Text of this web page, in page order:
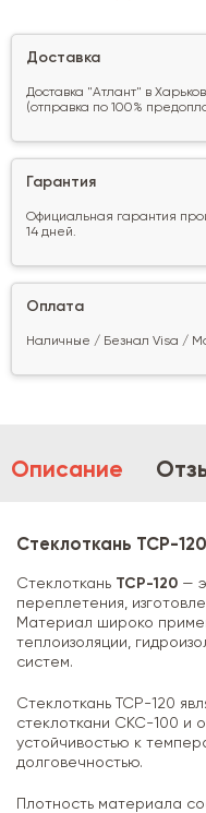
Доставка
Доставка "Атлант" в
(отправка по 100%
Гарантия
Официальная гарантия
14 дней.
Оплата
Наличные / Безнал Visa /
Описание
Стеклоткань ТСР-120
Стеклоткань ТСР-120 —
переплетения,
Материал широко
теплоизоляции,
систем.
Стеклоткань ТСР-120
стеклоткани СКС-100 и
устойчивостью к
долговечностью.
Плотность материала